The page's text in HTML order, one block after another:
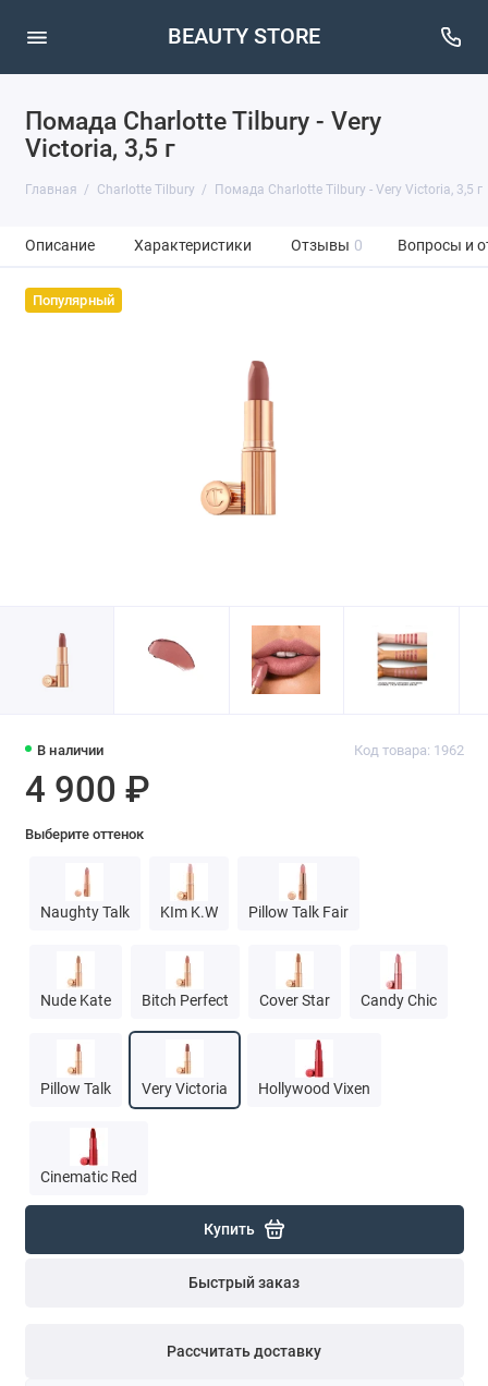
BEAUTY STORE
Помада Charlotte Tilbury - Very
Victoria, 3,5 г
Главная Charlotte Tilbury Помада Charlotte Tilbury - Very Victoria, 3,5 г
Описание Характеристики Отзывы 0 Вопросы и
Популярный
В наличии Код товара: 1962
4 900 ₽
Выберите оттенок
Naughty Talk KIm K.W Pillow Talk Fair
Nude Kate Bitch Perfect Cover Star Candy Chic
Pillow Talk Very Victoria Hollywood Vixen
Cinematic Red
Купить
Быстрый заказ
Рассчитать доставку